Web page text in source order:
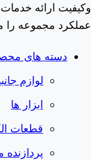
عملکرد مجموعه را
دسته های
لوازم
ابزار ها
قطعات
پردازنده